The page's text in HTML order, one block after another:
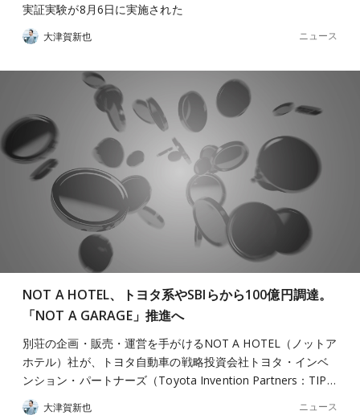
実証実験が8月6日に実施された
大津賀新也 ニュース
NOT A HOTEL、トヨタ系やSBIらから100億円調達。
「NOT A GARAGE」推進へ
別荘の企画・販売・運営を手がけるNOT A HOTEL（ノットア
ホテル）社が、トヨタ自動車の戦略投資会社トヨタ・インベ
ンション・パートナーズ（Toyota Invention Partners：TIP…
大津賀新也 ニュース